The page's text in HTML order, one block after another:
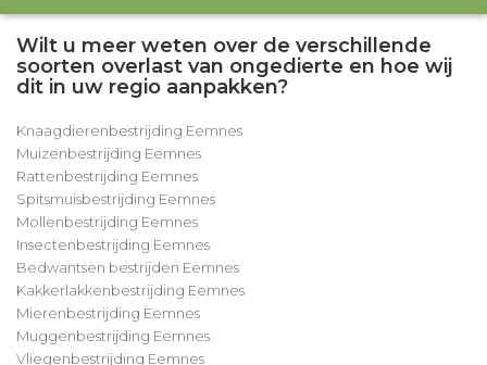
Wilt u meer weten over de verschillende
soorten overlast van ongedierte en hoe wij
dit in uw regio aanpakken?
Knaagdierenbestrijding Eemnes
Muizenbestrijding Eemnes
Rattenbestrijding Eemnes
Spitsmuisbestrijding Eemnes
Mollenbestrijding Eemnes
Insectenbestrijding Eemnes
Bedwantsen bestrijden Eemnes
Kakkerlakkenbestrijding Eemnes
Mierenbestrijding Eemnes
Muggenbestrijding Eemnes
Vliegenbestrijding Eemnes